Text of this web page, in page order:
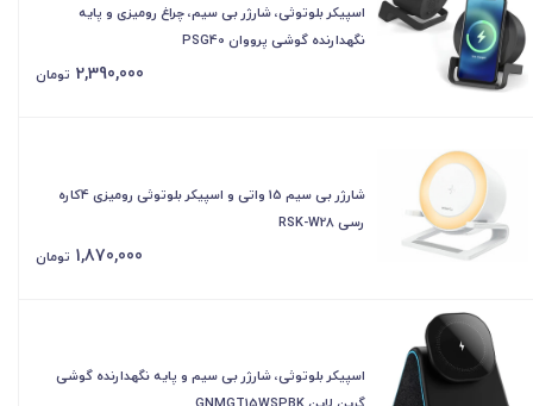
اسپیکر بلوتوثی، شارژر بی سیم، چراغ رومیزی و پایه
نگهدارنده گوشی پرووان PSG40
2,390,000 تومان
شارژر بی سیم 15 واتی و اسپیکر بلوتوثی رومیزی 4کاره
رسی RSK-W28
1,870,000 تومان
اسپیکر بلوتوثی، شارژر بی سیم و پایه نگهدارنده گوشی